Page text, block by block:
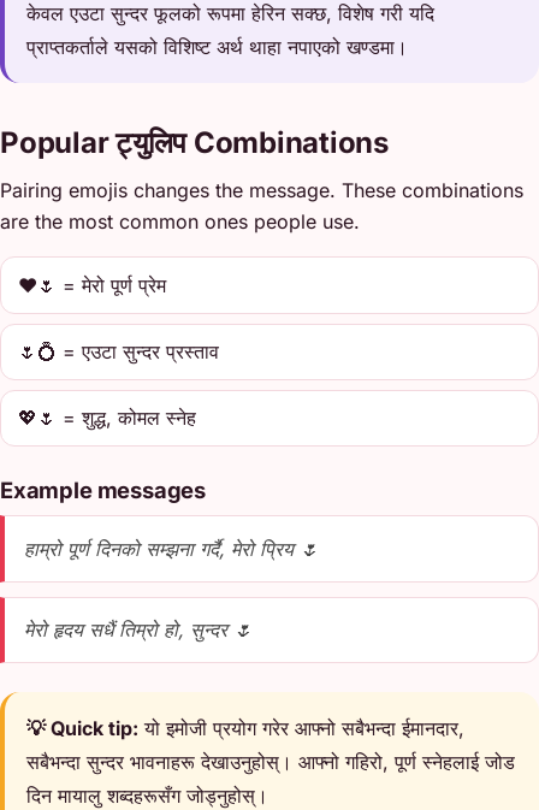
केवल एउटा सुन्दर फूलको रूपमा हेरिन सक्छ, विशेष गरी यदि
प्राप्तकर्ताले यसको विशिष्ट अर्थ थाहा नपाएको खण्डमा।
Popular ट्युलिप Combinations
Pairing emojis changes the message. These combinations
are the most common ones people use.
❤️🌷 = मेरो पूर्ण प्रेम
🌷💍 = एउटा सुन्दर प्रस्ताव
💖🌷 = शुद्ध, कोमल स्नेह
Example messages
हाम्रो पूर्ण दिनको सम्झना गर्दै, मेरो प्रिय 🌷
मेरो हृदय सधैं तिम्रो हो, सुन्दर 🌷
💡 Quick tip: यो इमोजी प्रयोग गरेर आफ्नो सबैभन्दा ईमानदार,
सबैभन्दा सुन्दर भावनाहरू देखाउनुहोस्। आफ्नो गहिरो, पूर्ण स्नेहलाई जोड
दिन मायालु शब्दहरूसँग जोड्नुहोस्।